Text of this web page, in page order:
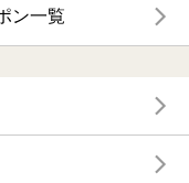
ン一覧